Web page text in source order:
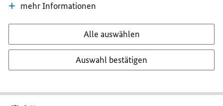
mehr Informationen
Alle auswählen
Auswahl bestätigen